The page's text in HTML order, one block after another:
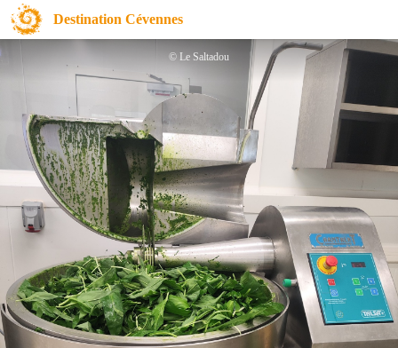
Destination Cévennes
Viande - Le Saltadou
© Le Saltadou